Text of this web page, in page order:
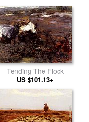
Tending The Flock
US $101.13+